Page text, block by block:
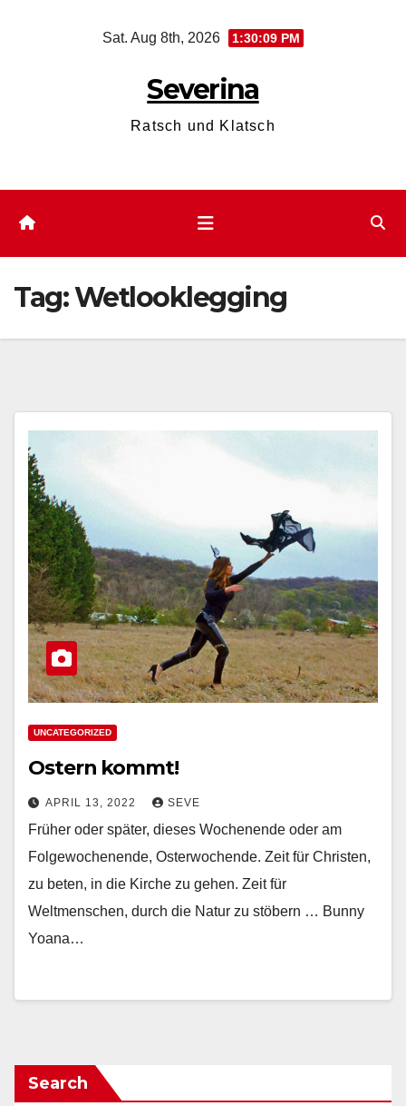
Sat. Aug 8th, 2026 1:30:10 PM
Severina
Ratsch und Klatsch
Tag:Wetlooklegging
UNCATEGORIZED
Ostern kommt!
APRIL 13, 2022 SEVE
Früher oder später, dieses Wochenende oder am
Folgewochenende, Osterwochende. Zeit für Christen,
zu beten, in die Kirche zu gehen. Zeit für
Weltmenschen, durch die Natur zu stöbern … Bunny
Yoana…
Search